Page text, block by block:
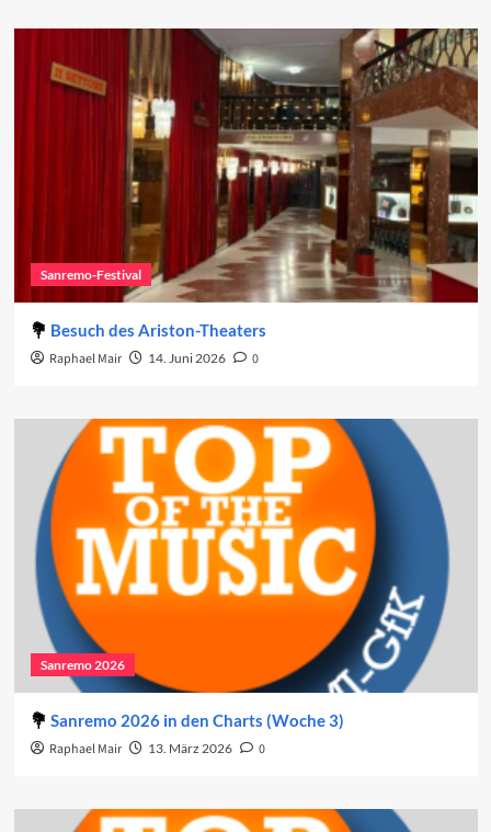
Sanremo-Festival
Besuch des Ariston-Theaters
Raphael Mair 14. Juni 2026 0
Sanremo 2026
Sanremo 2026 in den Charts (Woche 3)
Raphael Mair 13. März 2026 0